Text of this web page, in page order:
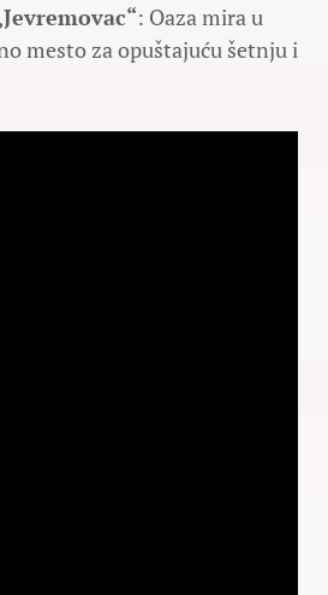
: Oaza mira u
mesto za opuštajuću šetnju i